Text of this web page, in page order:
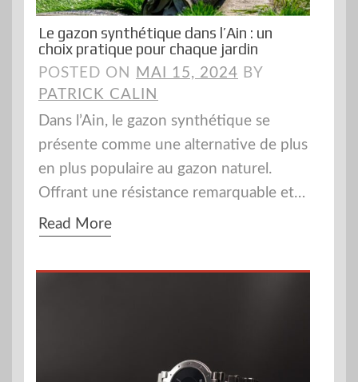
Le gazon synthétique dans l’Ain : un
choix pratique pour chaque jardin
POSTED ON MAI 15, 2024 BY
PATRICK CALIN
Dans l’Ain, le gazon synthétique se
présente comme une alternative de plus
en plus populaire au gazon naturel.
Offrant une résistance remarquable et…
Read More